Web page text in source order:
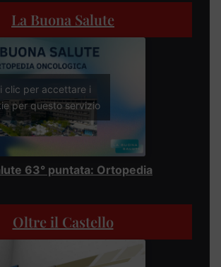
La Buona Salute
clic per accettare i
per questo servizio
63° puntata: Ortopedia
Oltre il Castello